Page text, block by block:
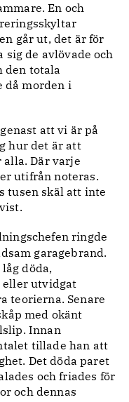
En och
går ut, det är för
de avlövade och
den totala
då morden i
att vi är på
hur det är att
Där varje
utifrån noteras.
tusen skäl att inte
ringde
garagebrand.
döda,
eller utvidgat
teorierna. Senare
med okänt
Innan
tillade han att
Det döda paret
och friades för
och dennas